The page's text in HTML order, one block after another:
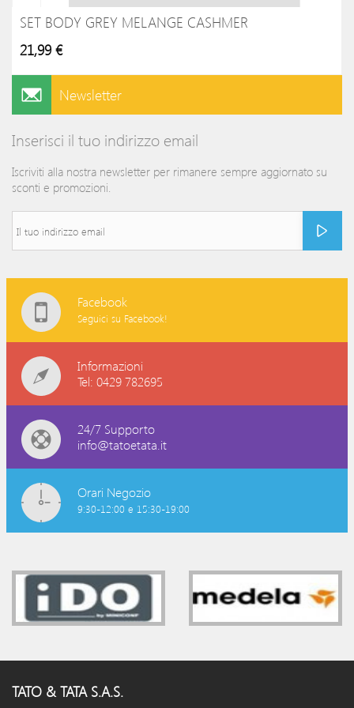
SET BODY GREY MELANGE CASHMER
21,99 €
Newsletter
Inserisci il tuo indirizzo email
Iscriviti alla nostra newsletter per rimanere sempre aggiornato su
sconti e promozioni.
Facebook
Seguici su Facebook!
Informazioni
Tel: 0429 782695
24/7 Supporto
info@tatoetata.it
Orari Negozio
9:30-12:00 e 15:30-19:00
TATO & TATA S.A.S.